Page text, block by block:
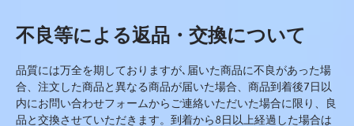
不良等による返品・交換について
品質には万全を期しておりますが､届いた商品に不良があった場
合、注文した商品と異なる商品が届いた場合、商品到着後7日以
内にお問い合わせフォームからご連絡いただいた場合に限り、良
品と交換させていただきます。到着から8日以上経過した場合は